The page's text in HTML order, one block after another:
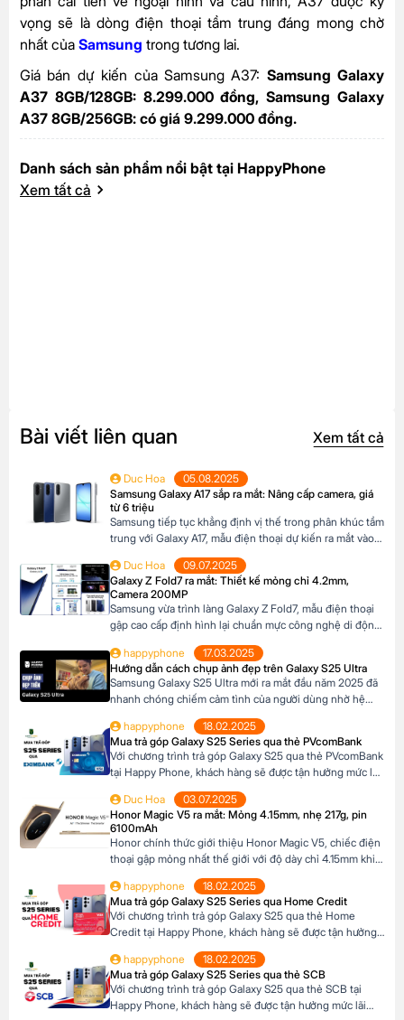
vọng sẽ là dòng điện thoại tầm trung đáng mong chờ
nhất của Samsung trong tương lai.
Giá bán dự kiến của Samsung A37: Samsung Galaxy
A37 8GB/128GB: 8.299.000 đồng, Samsung Galaxy
A37 8GB/256GB: có giá 9.299.000 đồng.
Danh sách sản phẩm nổi bật tại HappyPhone
Xem tất cả
Bài viết liên quan Xem tất cả
Duc Hoa
05.08.2025
Samsung Galaxy A17 sắp ra mắt: Nâng cấp camera, giá
từ 6 triệu
Samsung tiếp tục khẳng định vị thế trong phân khúc tầm
trung với Galaxy A17, mẫu điện thoại dự kiến ra mắt vào
cuối năm 2025 đã xuất hiện trên website các hệ thống
bán lẻ tại Châu Âu. Với những nâng cấp đáng chú ý về
camera, hiệu năng và thiết kế, Galaxy A17 […]
Duc Hoa
09.07.2025
Galaxy Z Fold7 ra mắt: Thiết kế mỏng chỉ 4.2mm,
Camera 200MP
Samsung vừa trình làng Galaxy Z Fold7, mẫu điện thoại
gập cao cấp định hình lại chuẩn mực công nghệ di động.
200MP sắc nét chưa từng có trên dòng Z Fold, sản phẩm
này không chỉ là một thiết bị công nghệ […]
happyphone
17.03.2025
Hướng dẫn cách chụp ảnh đẹp trên Galaxy S25 Ultra
Samsung Galaxy S25 Ultra mới ra mắt đầu năm 2025 đã
nhanh chóng chiếm cảm tình của người dùng nhờ hệ
200MP, khả năng zoom xa ấn tượng và các tính năng
thông minh giúp ghi lại những khoảnh khắc đẹp trong
cuộc sống. Sau đây […]
happyphone
18.02.2025
Mua trả góp Galaxy S25 Series qua thẻ PVcomBank
Với chương trình trả góp Galaxy S25 qua thẻ PVcomBank
tại Happy Phone, khách hàng sẽ được tận hưởng mức lãi
lựa chọn kỳ hạn trả góp từ 3 đến 12 tháng, phù hợp với
khả năng tài chính của mình. Mục […]
Duc Hoa
03.07.2025
Honor Magic V5 ra mắt: Mỏng 4.15mm, nhẹ 217g, pin
6100mAh
Honor chính thức giới thiệu Honor Magic V5, chiếc điện
thoại gập mỏng nhất thế giới với độ dày chỉ 4.15mm khi
lượng 217g, pin dung lượng lớn 6100mAh và công nghệ
AI tiên tiến, Honor Magic V5 định nghĩa lại chuẩn mực
flagship […]
happyphone
18.02.2025
Mua trả góp Galaxy S25 Series qua Home Credit
Với chương trình trả góp Galaxy S25 qua thẻ Home
Credit tại Happy Phone, khách hàng sẽ được tận hưởng
mức lãi suất cực kỳ ưu đãi. Đặc biệt, khách hàng có thể
linh hoạt lựa chọn kỳ hạn trả góp từ 3 đến 12 tháng, phù
hợp với khả năng tài chính của mình. […]
happyphone
18.02.2025
Mua trả góp Galaxy S25 Series qua thẻ SCB
Với chương trình trả góp Galaxy S25 qua thẻ SCB tại
Happy Phone, khách hàng sẽ được tận hưởng mức lãi